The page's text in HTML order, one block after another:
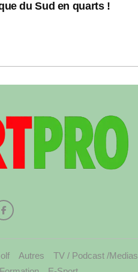
du Sud en quarts !
Autres
TV / Podcast /Medias